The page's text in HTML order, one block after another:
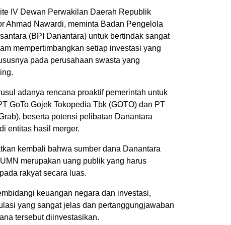
IV Dewan Perwakilan Daerah Republik
Ahmad Nawardi, meminta Badan Pengelola
(BPI Danantara) untuk bertindak sangat
mempertimbangkan setiap investasi yang
pada perusahaan swasta yang
adanya rencana proaktif pemerintah untuk
GoTo Gojek Tokopedia Tbk (GOTO) dan PT
beserta potensi pelibatan Danantara
entitas hasil merger.
kembali bahwa sumber dana Danantara
merupakan uang publik yang harus
rakyat secara luas.
keuangan negara dan investasi,
yang sangat jelas dan pertanggungjawaban
tersebut diinvestasikan.